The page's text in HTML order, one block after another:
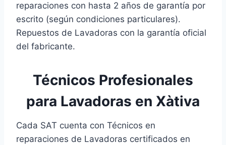
reparaciones con hasta 2 años de garantía por
escrito (según condiciones particulares).
Repuestos de Lavadoras con la garantía oficial
del fabricante.
Técnicos Profesionales
para Lavadoras en Xàtiva
Cada SAT cuenta con Técnicos en
reparaciones de Lavadoras certificados en